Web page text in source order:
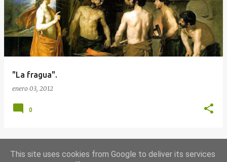
"La fragua".
enero 03, 2012
0
MÁS ENTRADAS
This site uses cookies from Google to deliver its services